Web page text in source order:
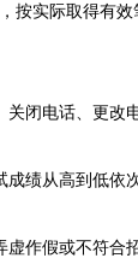
按实际取得有
闭电话、更改
绩从高到低依
作假或不符合